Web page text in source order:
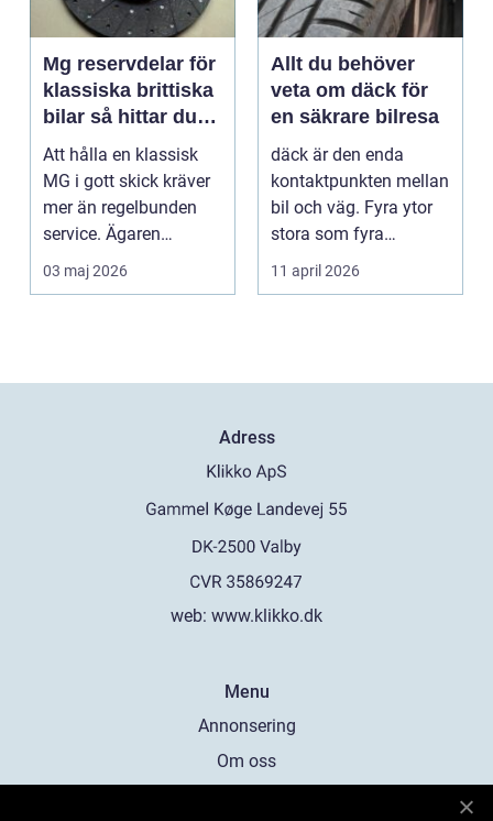
Mg reservdelar för
klassiska brittiska
bilar så hittar du
rätt delar
Att hålla en klassisk
MG i gott skick kräver
mer än regelbunden
service. Ägaren
behöver också ha kol...
03 maj 2026
Allt du behöver
veta om däck för
en säkrare bilresa
däck är den enda
kontaktpunkten mellan
bil och väg. Fyra ytor
stora som fyra
handflator avgör
bromss...
11 april 2026
Adress
web: www.klikko.dk
Menu
Annonsering
Om oss